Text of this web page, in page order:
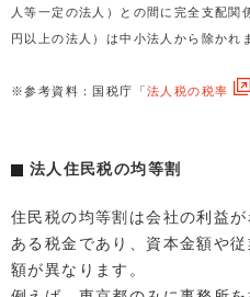
人等一定の法人）との間に完全支配
円以上の法人）は中小法人から除かれ
※参考資料：国税庁「法人税の税率
法人住民税の均等割
住民税の均等割は会社の利益
ある税金であり、資本金額や
額が異なります。